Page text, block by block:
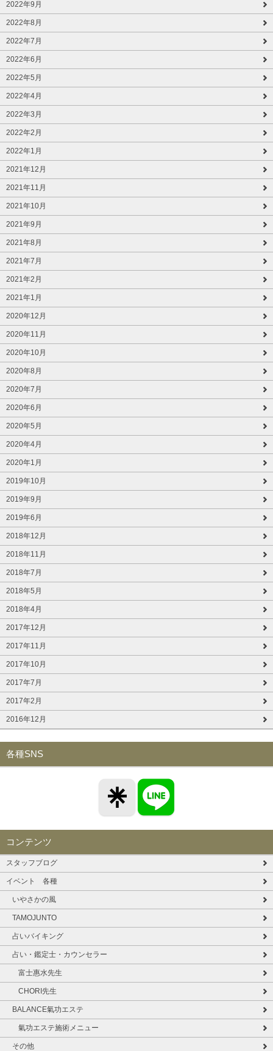
2022年9月
2022年8月
2022年7月
2022年6月
2022年5月
2022年4月
2022年3月
2022年2月
2022年1月
2021年12月
2021年11月
2021年10月
2021年9月
2021年8月
2021年7月
2021年2月
2021年1月
2020年12月
2020年11月
2020年10月
2020年8月
2020年7月
2020年6月
2020年5月
2020年4月
2020年1月
2019年10月
2019年9月
2019年6月
2018年12月
2018年11月
2018年7月
2018年5月
2018年4月
2017年12月
2017年11月
2017年10月
2017年7月
2017年2月
2016年12月
各種SNS
コンテンツ
スタッフブログ
イベント 各種
いやさかの風
TAMOJUNTO
占いバイキング
占い・鑑定士・カウンセラー
富士惠水先生
CHORI先生
BALANCE氣功エステ
氣功エステ施術メニュー
その他